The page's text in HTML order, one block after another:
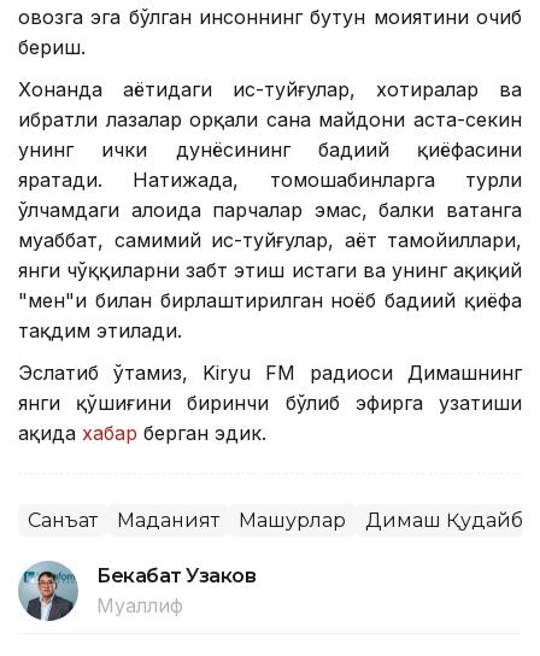
овозга эга бўлган инсоннинг бутун моҳиятини очиб
бериш.
Хонанда ҳаётидаги ҳис-туйғулар, хотиралар ва
ибратли лаҳзалар орқали саҳна майдони аста-секин
унинг ички дунёсининг бадиий қиёфасини
яратади. Натижада, томошабинларга турли
ўлчамдаги алоҳида парчалар эмас, балки ватанга
муҳаббат, самимий ҳис-туйғулар, ҳаёт тамойиллари,
янги чўққиларни забт этиш истаги ва унинг ҳақиқий
"мен"и билан бирлаштирилган ноёб бадиий қиёфа
тақдим этилади.
Эслатиб ўтамиз, Kiryu FM радиоси Димашнинг
янги қўшиғини биринчи бўлиб эфирга узатиши
ҳақида хабар берган эдик.
Санъат Маданият Машҳурлар Димаш
Бекабат Узаков
Муаллиф